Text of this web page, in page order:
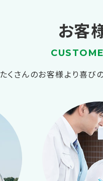
お客
たくさんのお客様より喜び